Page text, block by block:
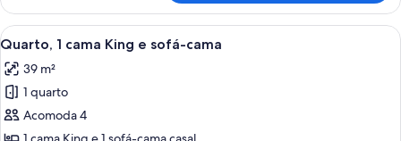
1
quarto,
sacada
Carrega
todas
as
fotos
de
Quarto de hotel com uma cama
3
Quarto, 1 cama King e sofá-cama
39 m²
1 quarto
Acomoda 4